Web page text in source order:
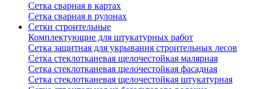
Сетка сварная в картах
Сетка сварная в рулонах
Сетки строительные
Комплектующие для штукатурных работ
Сетка защитная для укрывания строительных лесов
Сетка стеклотканевая щелочестойкая малярная
Сетка стеклотканевая щелочестойкая фасадная
Сетка стеклотканевая щелочестойкая штукатурная